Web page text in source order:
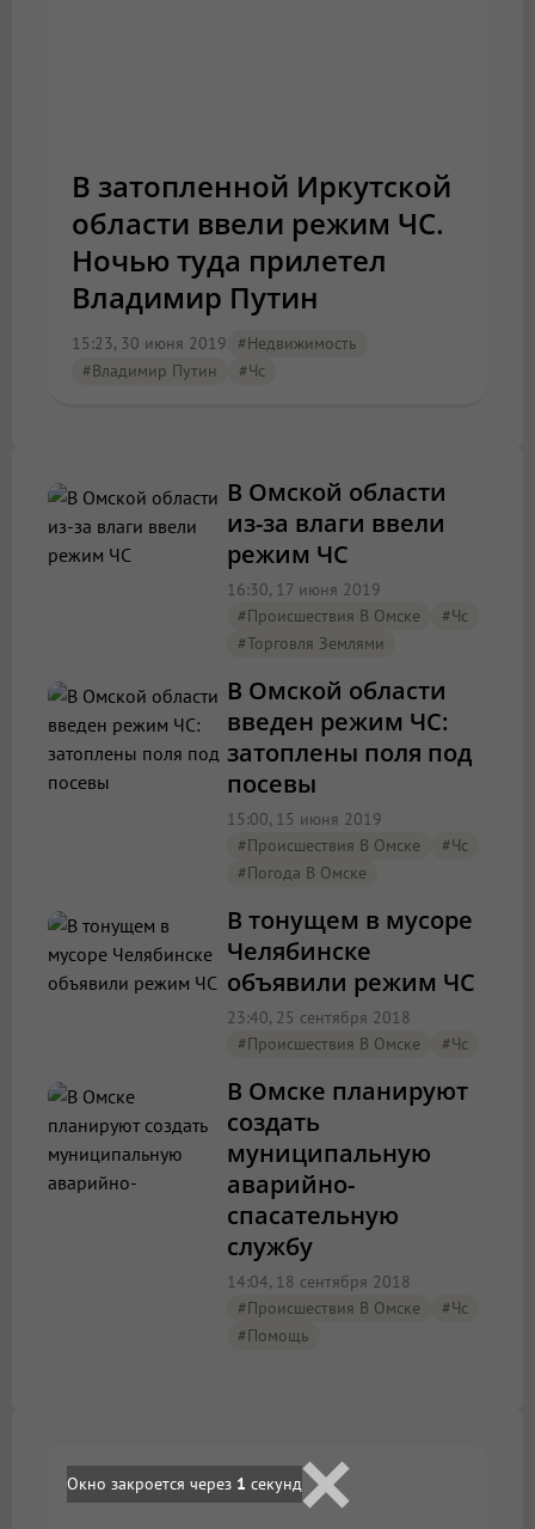
В затопленной Иркутской
области ввели режим ЧС.
Ночью туда прилетел
Владимир Путин
15:23, 30 июня 2019 #Недвижимость
#Владимир Путин
#чс
В Омской области
из-за влаги ввели
режим ЧС
16:30, 17 июня 2019
#Происшествия В Омске
#чс
#торговля Землями
В Омской области
введен режим ЧС:
затоплены поля под
посевы
15:00, 15 июня 2019
#Происшествия В Омске
#чс
#Погода В Омске
В тонущем в мусоре
Челябинске
объявили режим ЧС
23:40, 25 сентября 2018
#Происшествия В Омске
#чс
В Омске планируют
создать
муниципальную
аварийно-
спасательную
службу
14:04, 18 сентября 2018
#Происшествия В Омске
#чс
#помощь